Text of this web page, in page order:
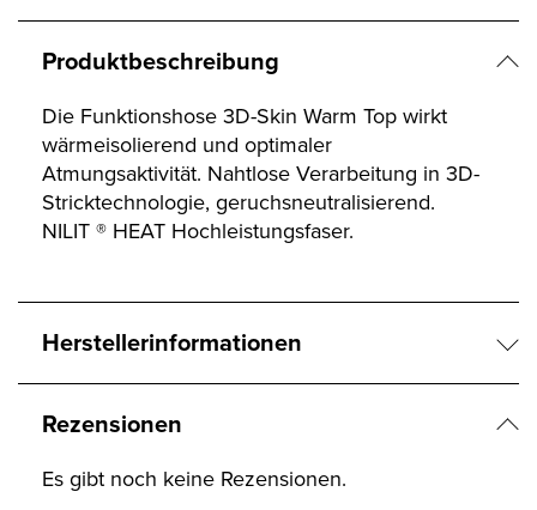
Produktbeschreibung
Die Funktionshose 3D-Skin Warm Top wirkt
wärmeisolierend und optimaler
Atmungsaktivität. Nahtlose Verarbeitung in 3D-
Stricktechnologie, geruchsneutralisierend.
NILIT ® HEAT Hochleistungsfaser.
Herstellerinformationen
Rezensionen
Es gibt noch keine Rezensionen.